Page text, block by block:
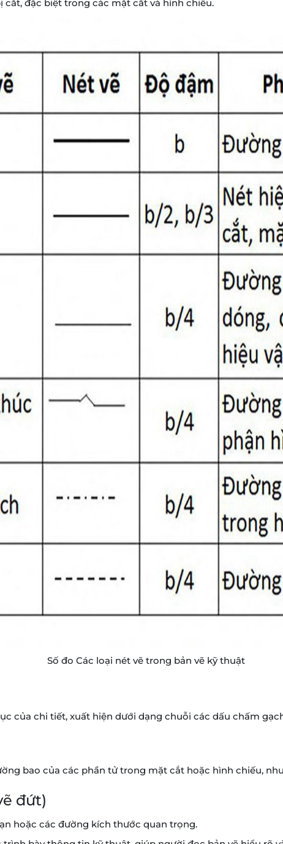
đặc biệt trong các mặt cắt và hình chiếu.
Số đo Các loại nét vẽ trong bản vẽ kỹ thuật
của chi tiết, xuất hiện dưới dạng chuỗi các dấu chấm
bao của các phần tử trong mặt cắt hoặc hình chiếu,
đứt)
hoặc các đường kích thước quan trọng.